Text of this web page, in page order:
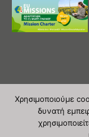
Χρησιμοποιούμε
δυνατή